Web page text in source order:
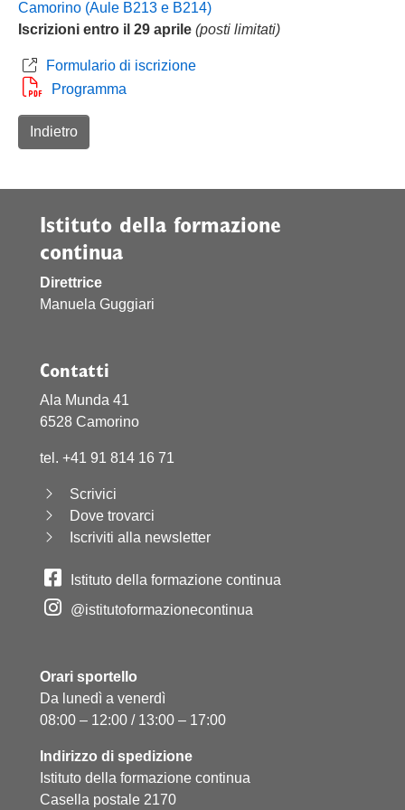
Camorino (Aule B213 e B214)
Iscrizioni entro il 29 aprile (posti limitati)
Formulario di iscrizione
Programma
Indietro
Istituto della formazione
continua
Direttrice
Manuela Guggiari
Contatti
Ala Munda 41
6528 Camorino
tel. +41 91 814 16 71
Scrivici
Dove trovarci
Iscriviti alla newsletter
Istituto della formazione continua
@istitutoformazionecontinua
Orari sportello
Da lunedì a venerdì
08:00 – 12:00 / 13:00 – 17:00
Indirizzo di spedizione
Istituto della formazione continua
Casella postale 2170